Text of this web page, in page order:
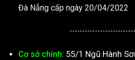
Đà Nẵng cấp ngày 20/04/2022
Cơ sở chính: 55/1 Ngũ Hành